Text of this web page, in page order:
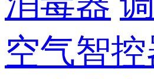
空气智控